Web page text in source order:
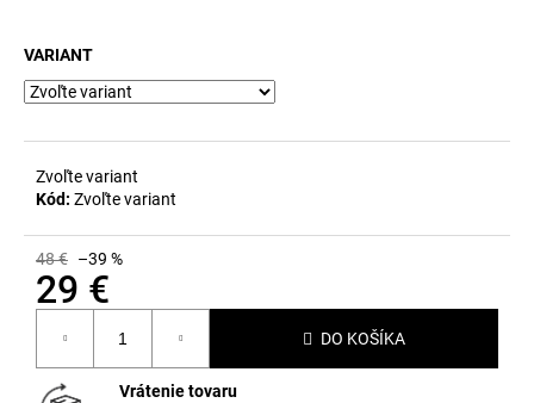
VARIANT
Zvoľte variant
Kód: Zvoľte variant
48 € –39 %
29 €
cena:
DO KOŠÍKA
Vrátenie tovaru